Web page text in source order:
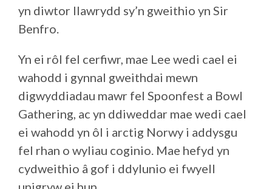
yn diwtor llawrydd sy’n gweithio yn Sir
Benfro.
Yn ei rôl fel cerfiwr, mae Lee wedi cael ei
wahodd i gynnal gweithdai mewn
digwyddiadau mawr fel Spoonfest a Bowl
Gathering, ac yn ddiweddar mae wedi cael
ei wahodd yn ôl i arctig Norwy i addysgu
fel rhan o wyliau coginio. Mae hefyd yn
cydweithio â gof i ddylunio ei fwyell